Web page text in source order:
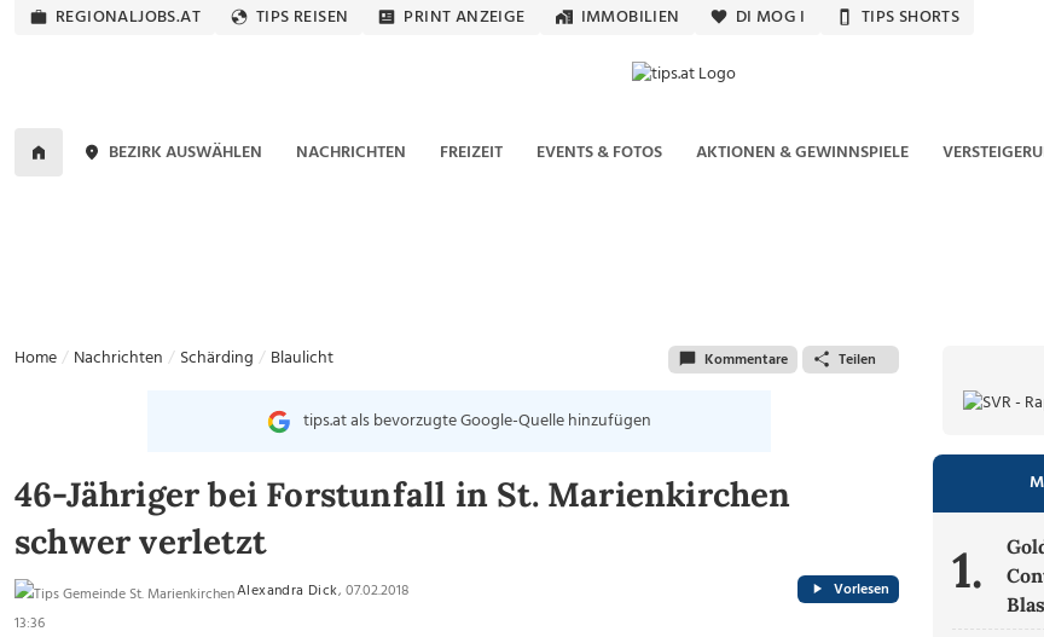
REGIONALJOBS.AT TIPS REISEN PRINT ANZEIGE IMMOBILIEN DI MOG I TIPS SHORTS
BEZIRK AUSWÄHLEN NACHRICHTEN FREIZEIT EVENTS & FOTOS AKTIONEN & GEWINNSPIELE
Home Nachrichten Schärding Blaulicht Kommentare Teilen
tips.at als bevorzugte Google-Quelle hinzufügen
46-Jähriger bei Forstunfall in St. Marienkirchen
schwer verletzt
Alexandra Dick, 07.02.2018
13:36
Vorlesen 1.